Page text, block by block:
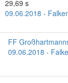
29,69 s
09.06.2018 -
FF
09.06.2018 -